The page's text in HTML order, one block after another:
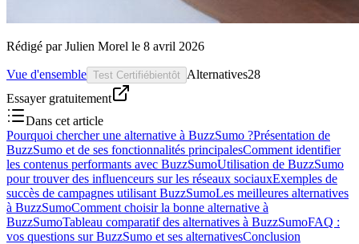
Rédigé par Julien Morel le 8 avril 2026
Vue d'ensemble Test Certifiébientôt Alternatives28
Essayer gratuitement
Dans cet article
Pourquoi chercher une alternative à BuzzSumo ?Présentation de
BuzzSumo et de ses fonctionnalités principalesComment identifier
les contenus performants avec BuzzSumoUtilisation de BuzzSumo
pour trouver des influenceurs sur les réseaux sociauxExemples de
succès de campagnes utilisant BuzzSumoLes meilleures alternatives
à BuzzSumoComment choisir la bonne alternative à
BuzzSumoTableau comparatif des alternatives à BuzzSumoFAQ :
vos questions sur BuzzSumo et ses alternativesConclusion